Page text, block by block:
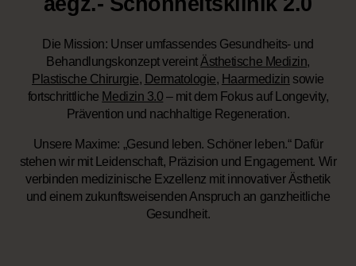
Die Mission: Unser umfassendes Gesundheits- und
Behandlungskonzept vereintÄsthetische Medizin,
Plastische Chirurgie, Dermatologie, Haarmedizin sowie
fortschrittliche Medizin 3.0 – mit dem Fokus auf Longevity,
Prävention und nachhaltige Regeneration.
Unsere Maxime: „Gesund leben. Schöner leben.“ Dafür
stehen wir mit Leidenschaft, Präzision und Engagement. Wir
verbinden medizinische Exzellenz mit innovativer Ästhetik
und einem zukunftsweisenden Anspruch an ganzheitliche
Gesundheit.